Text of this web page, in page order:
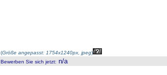
(Größe angepasst: 1754x1240px, jpeg)
Bewerben Sie sich jetzt: n/a